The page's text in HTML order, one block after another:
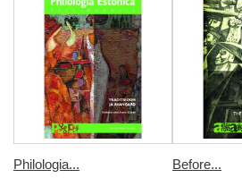
Philologia... Before...